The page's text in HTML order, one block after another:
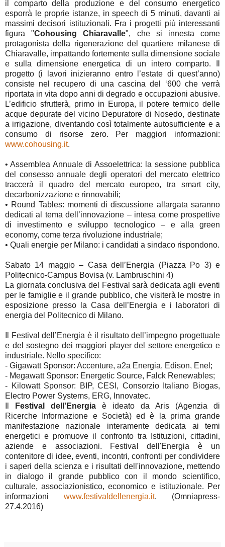
il comparto della produzione e del consumo energetico
esporrà le proprie istanze, in speech di 5 minuti, davanti ai
massimi decisori istituzionali. Fra i progetti più interessanti
figura "Cohousing Chiaravalle", che si innesta come
protagonista della rigenerazione del quartiere milanese di
Chiaravalle, impattando fortemente sulla dimensione sociale
e sulla dimensione energetica di un intero comparto. Il
progetto (i lavori inizieranno entro l’estate di quest’anno)
consiste nel recupero di una cascina del ‘600 che verrà
riportata in vita dopo anni di degrado e occupazioni abusive.
L’edificio sfrutterà, primo in Europa, il potere termico delle
acque depurate del vicino Depuratore di Nosedo, destinate
a irrigazione, diventando così totalmente autosufficiente e a
consumo di risorse zero. Per maggiori informazioni:
www.cohousing.it.
• Assemblea Annuale di Assoelettrica: la sessione pubblica
del consesso annuale degli operatori del mercato elettrico
traccerà il quadro del mercato europeo, tra smart city,
decarbonizzazione e rinnovabili;
• Round Tables: momenti di discussione allargata saranno
dedicati al tema dell’innovazione – intesa come prospettive
di investimento e sviluppo tecnologico – e alla green
economy, come terza rivoluzione industriale;
• Quali energie per Milano: i candidati a sindaco rispondono.
Sabato 14 maggio – Casa dell’Energia (Piazza Po 3) e
Politecnico-Campus Bovisa (v. Lambruschini 4)
La giornata conclusiva del Festival sarà dedicata agli eventi
per le famiglie e il grande pubblico, che visiterà le mostre in
esposizione presso la Casa dell’Energia e i laboratori di
energia del Politecnico di Milano.
Il Festival dell’Energia è il risultato dell’impegno progettuale
e del sostegno dei maggiori player del settore energetico e
industriale. Nello specifico:
- Gigawatt Sponsor: Accenture, a2a Energia, Edison, Enel;
- Megawatt Sponsor: Energetic Source, Falck Renewables;
- Kilowatt Sponsor: BIP, CESI, Consorzio Italiano Biogas,
Electro Power Systems, ERG, Innovatec.
Festival dell'Energia è ideato da Aris (Agenzia di
Ricerche Informazione e Società) ed è la prima grande
manifestazione nazionale interamente dedicata ai temi
energetici e promuove il confronto tra Istituzioni, cittadini,
aziende e associazioni. Festival dell'Energia è un
contenitore di idee, eventi, incontri, confronti per condividere
i saperi della scienza e i risultati dell'innovazione, mettendo
in dialogo il grande pubblico con il mondo scientifico,
culturale, associazionistico, economico e istituzionale. Per
informazioni www.festivaldellenergia.it. (Omniapress-
27.4.2016)